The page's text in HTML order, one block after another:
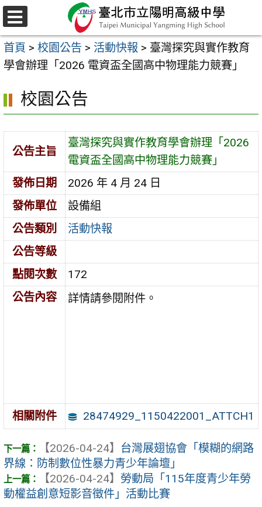
跳
至
主
要
容
區
選
單
首頁 > 校園公告 > 活動快報 > 臺灣探究與實作教育
學會辦理「2026 電資盃全國高中物理能力競賽」
校園公告
公告主旨
臺灣探究與實作教育學會辦理「2026
電資盃全國高中物理能力競賽」
發佈日期
2026 年 4 月 24 日
發佈單位
設備組
公告類別
活動快報
公告等級
點閱次數
172
公告內容
詳情請參閱附件。
相關附件 28474929_1150422001_ATTCH1
【2026-04-24】 台灣展翅協會「模糊的網路
界線：防制數位性暴力青少年論壇」
【2026-04-24】 勞動局「115年度青少年勞
動權益創意短影音徵件」活動比賽